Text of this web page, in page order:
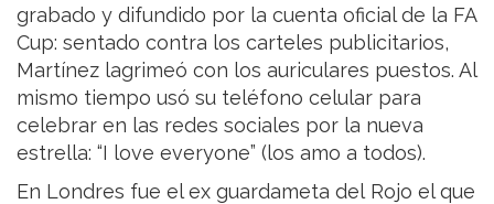
grabado y difundido por la cuenta oficial de la FA
Cup: sentado contra los carteles publicitarios,
Martínez lagrimeó con los auriculares puestos. Al
mismo tiempo usó su teléfono celular para
celebrar en las redes sociales por la nueva
estrella: “I love everyone” (los amo a todos).
En Londres fue el ex guardameta del Rojo el que